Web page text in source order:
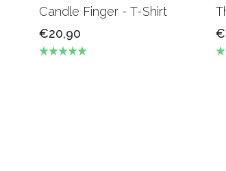
Candle Finger - T-Shirt
€20,90